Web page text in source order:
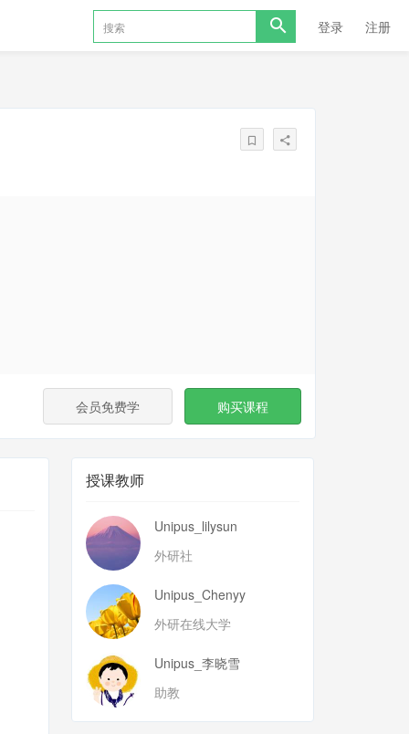
登录 注册
会员免费学 购买课程
授课教师
Unipus_lilysun
外研社
Unipus_Chenyy
外研在线大学
Unipus_李晓雪
助教